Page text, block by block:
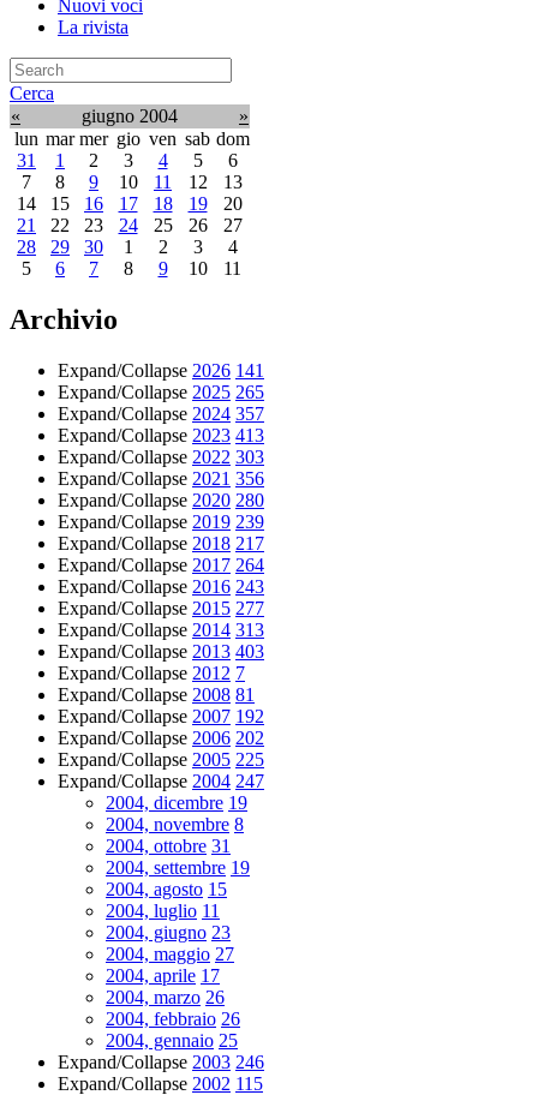
Nuovi voci
La rivista
Cerca
«
giugno 2004
»
lun mar mer gio ven sab dom
31
1 2 3 4 5
6
7
8 9 10 11 12
13
14
15 16 17 18 19
20
21
22 23 24 25 26
27
28
29 30 1 2 3
4
5
6 7 8 9 10 11
Archivio
Expand/Collapse 2026 141
Expand/Collapse 2025 265
Expand/Collapse 2024 357
Expand/Collapse 2023 413
Expand/Collapse 2022 303
Expand/Collapse 2021 356
Expand/Collapse 2020 280
Expand/Collapse 2019 239
Expand/Collapse 2018 217
Expand/Collapse 2017 264
Expand/Collapse 2016 243
Expand/Collapse 2015 277
Expand/Collapse 2014 313
Expand/Collapse 2013 403
Expand/Collapse 2012 7
Expand/Collapse 2008 81
Expand/Collapse 2007 192
Expand/Collapse 2006 202
Expand/Collapse 2005 225
Expand/Collapse 2004 247
2004, dicembre 19
2004, novembre 8
2004, ottobre 31
2004, settembre 19
2004, agosto 15
2004, luglio 11
2004, giugno 23
2004, maggio 27
2004, aprile 17
2004, marzo 26
2004, febbraio 26
2004, gennaio 25
Expand/Collapse 2003 246
Expand/Collapse 2002 115